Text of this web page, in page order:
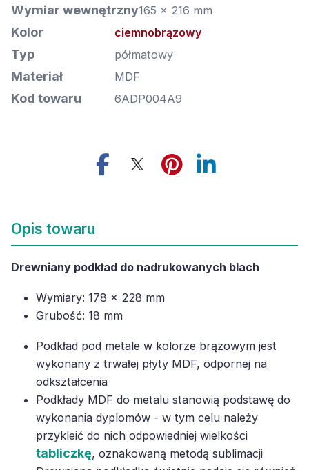
Wymiar wewnętrzny165 x 216 mm
Kolor ciemnobrązowy
Typ półmatowy
Materiał MDF
Kod towaru 6ADP004A9
Opis towaru
Drewniany podkład do nadrukowanych blach
Wymiary: 178 x 228 mm
Grubość: 18 mm
Podkład pod metale w kolorze brązowym jest
wykonany z trwałej płyty MDF, odpornej na
odkształcenia
Podkłady MDF do metalu stanowią podstawę do
wykonania dyplomów - w tym celu należy
przykleić do nich odpowiedniej wielkości
tabliczkę, oznakowaną metodą sublimacji